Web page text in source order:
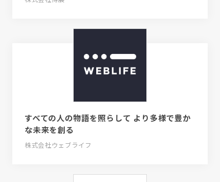
すべての人の物語を照らして より多様で豊か
な未来を創る
株式会社ウェブライフ